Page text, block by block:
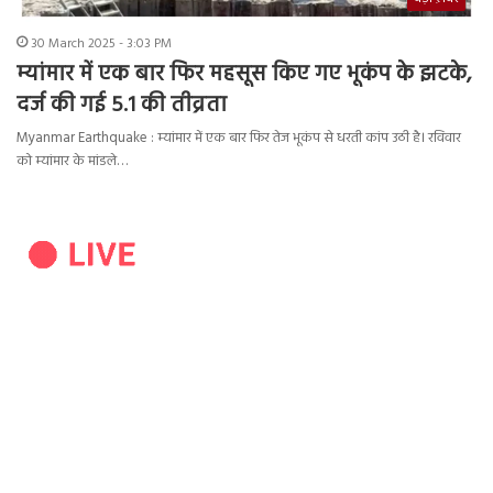
30 March 2025 - 3:03 PM
म्यांमार में एक बार फिर महसूस किए गए भूकंप के झटके,
दर्ज की गई 5.1 की तीव्रता
Myanmar Earthquake : म्यांमार में एक बार फिर तेज भूकंप से धरती कांप उठी है। रविवार
को म्यांमार के मांडले…